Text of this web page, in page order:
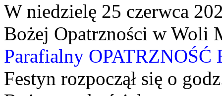
W niedzielę 25 czerwca
Bożej Opatrzności w Woli
Parafialny
Festyn rozpoczął się o